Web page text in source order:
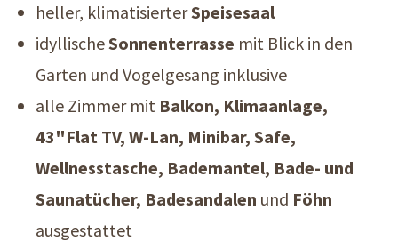
heller, klimatisierterSpeisesaal
idyllischeSonnenterrasse mit Blick in den
Garten und Vogelgesang inklusive
alle Zimmer mit Balkon, Klimaanlage,
43"Flat TV, W-Lan, Minibar, Safe,
Wellnesstasche, Bademantel, Bade- und
Saunatücher, Badesandalen und Föhn
ausgestattet